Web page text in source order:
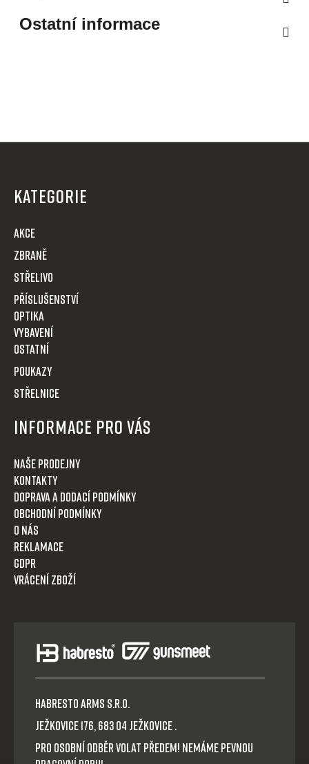
Ostatní informace
KATEGORIE
AKCE
Zbraně
Střelivo
Příslušenství
Optika
VYBAVENÍ
OSTATNÍ
POUKAZY
STŘELNICE
Informace pro Vás
Naše prodejny
Kontakty
Doprava a dodací podmínky
Obchodní podmínky
O nás
Reklamace
GDPR
Vrácení zboží
HABRESTO ARMS s.r.o.
Ježkovice 176, 683 04 Ježkovice .
Pro osobní odběr volat předem! Nemáme pevnou